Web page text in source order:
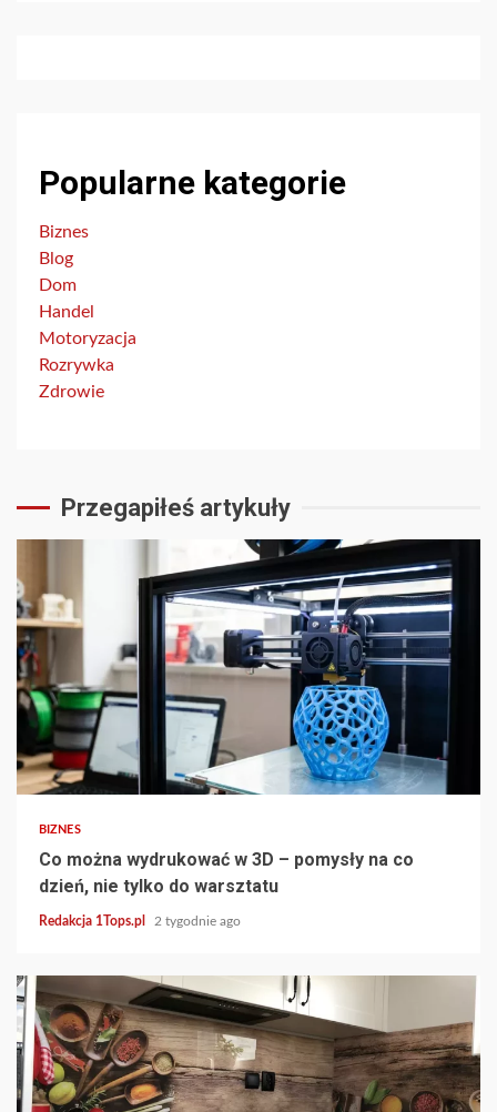
Popularne kategorie
Biznes
Blog
Dom
Handel
Motoryzacja
Rozrywka
Zdrowie
Przegapiłeś artykuły
3 min read
BIZNES
Co można wydrukować w 3D – pomysły na co
dzień, nie tylko do warsztatu
Redakcja 1Tops.pl 2 tygodnie ago